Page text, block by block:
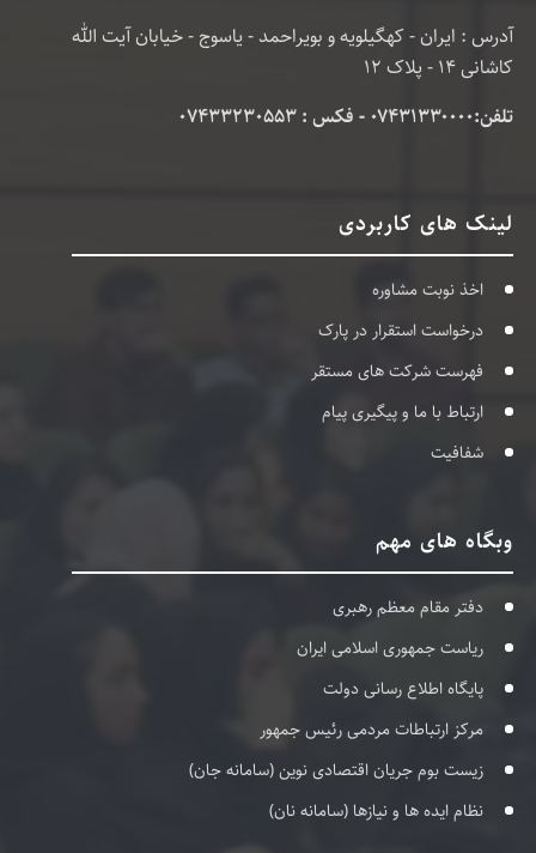
آدرس : ایران - کهگیلویه و بویراحمد - یاسوج - خیابان آیت الله
کاشانی 14 - پلاک 12
تلفن:۰۷۴۳۱۳۳۰۰۰۰ - فکس : 07433230553
لینک های کاربردی
اخذ نوبت مشاوره
درخواست استقرار در پارک
فهرست شرکت های مستقر
ارتباط با ما و پیگیری پیام
شفافیت
وبگاه های مهم
دفتر مقام معظم رهبری
ریاست جمهوری اسلامی ایران
پایگاه اطلاع رسانی دولت
مرکز ارتباطات مردمی رئیس جمهور
زیست بوم جریان اقتصادی نوین (سامانه جان)
نظام ایده ها و نیازها (سامانه نان)